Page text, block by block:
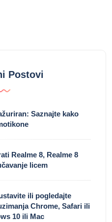
Postovi
Saznajte kako
Realme 8, Realme 8
licem
ili pogledajte
Chrome, Safari ili
10 ili Mac